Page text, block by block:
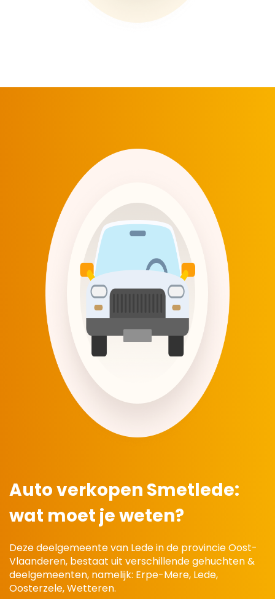
Auto verkopen Smetlede:
wat moet je weten?
Deze deelgemeente van Lede in de provincie Oost-
Vlaanderen, bestaat uit verschillende gehuchten &
deelgemeenten, namelijk: Erpe-Mere, Lede,
Oosterzele, Wetteren.